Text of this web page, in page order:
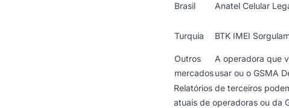
Brasil Anatel Celular
Turquia BTK IMEI
Outros
mercados
A operadora que
usar ou o GSMA
Relatórios de terceiros
atuais de operadoras ou da